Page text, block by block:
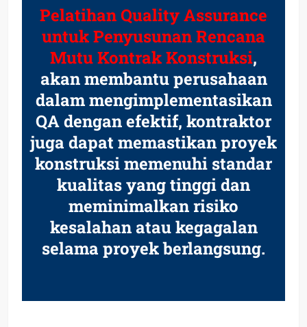
Pelatihan Quality Assurance
untuk Penyusunan Rencana
Mutu Kontrak Konstruksi,
akan membantu perusahaan
dalam mengimplementasikan
QA dengan efektif, kontraktor
juga dapat memastikan proyek
konstruksi memenuhi standar
kualitas yang tinggi dan
meminimalkan risiko
kesalahan atau kegagalan
selama proyek berlangsung.